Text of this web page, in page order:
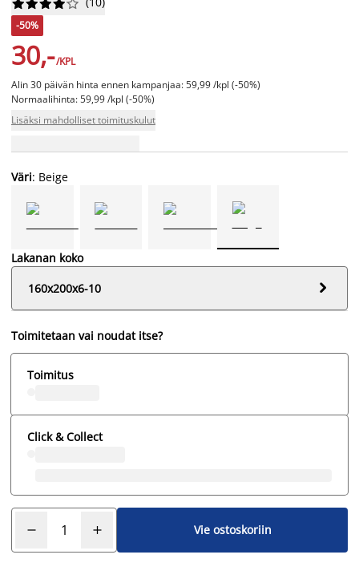
-50%
30,-/KPL
Alin 30 päivän hinta ennen kampanjaa: 59,99 /kpl (-50%)
Normaalihinta: 59,99 /kpl (-50%)
Lisäksi mahdolliset toimituskulut
Väri: Beige
Lakanan koko
160x200x6-10

Toimitetaan vai noudat itse?
Toimitus
Click & Collect
Vie ostoskoriin